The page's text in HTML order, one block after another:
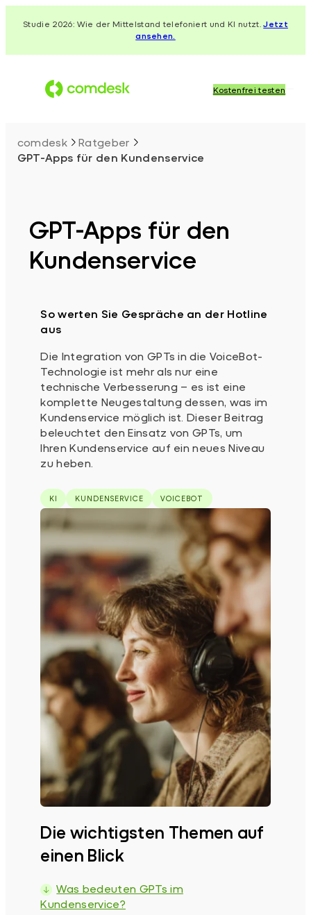
InhaltStudie 2026: Wie der Mittelstand telefoniert und KI nutzt.Jetzt
ansehen.
Kostenfrei testen
comdesk
Ratgeber
GPT-Apps für den Kundenservice
GPT-Apps für den
Kundenservice
So werten Sie Gespräche an der Hotline
aus
Die Integration von GPTs in die VoiceBot-
Technologie ist mehr als nur eine
technische Verbesserung – es ist eine
komplette Neugestaltung dessen, was im
Kundenservice möglich ist. Dieser Beitrag
beleuchtet den Einsatz von GPTs, um
Ihren Kundenservice auf ein neues Niveau
zu heben.
KI KUNDENSERVICE VOICEBOT
Die wichtigsten Themen auf
einen Blick
Was bedeuten GPTs im
Kundenservice?